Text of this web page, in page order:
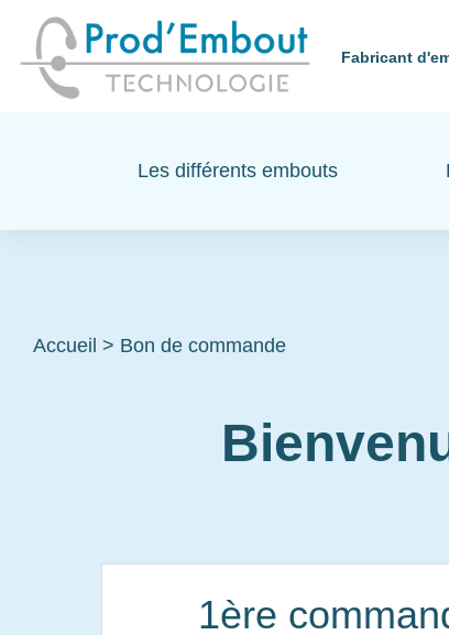
Fabricant
Les différents embouts
Accueil > Bon de commande
1ère